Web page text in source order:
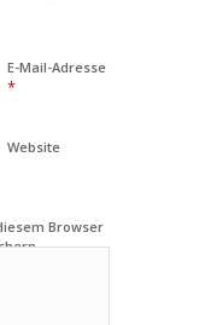
E-Mail-Adresse
*
Website
Browser